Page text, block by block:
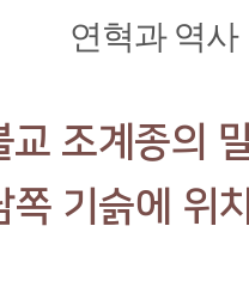
교 조계종의
기슭에 위